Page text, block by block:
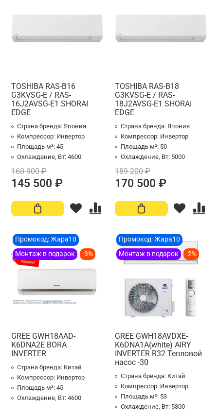
TOSHIBA RAS-B16
G3KVSG-E / RAS-
16J2AVSG-E1 SHORAI
EDGE
Страна бренда: Япония
Компрессор: Инвертор
Площадь м²: 45
Охлаждение, Вт: 4600
160 900 ₽
145 500 ₽
TOSHIBA RAS-B18
G3KVSG-E / RAS-
18J2AVSG-E1 SHORAI
EDGE
Страна бренда: Япония
Компрессор: Инвертор
Площадь м²: 50
Охлаждение, Вт: 5000
189 200 ₽
170 500 ₽
Промокод: Жара10
Монтаж в подарок
-3%
GREE GWH18AAD-
K6DNA2E BORA
INVERTER
Страна бренда: Китай
Компрессор: Инвертор
Площадь м²: 45
Охлаждение, Вт: 4600
Промокод: Жара10
Монтаж в подарок
-2%
GREE GWH18AVDXE-
K6DNA1A(white) AIRY
INVERTER R32 Тепловой
насос -30
Страна бренда: Китай
Компрессор: Инвертор
Площадь м²: 53
Охлаждение, Вт: 5300